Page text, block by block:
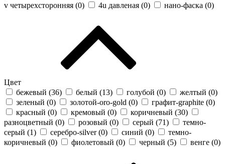
v четырехсторонняя (0) 4u давленая (0) нано-фаска (0)
Цвет
бежевый (36) белый (13) голубой (0) желтый (0)
зеленый (0) золотой-oro-gold (0) графит-graphite (0)
красный (0) кремовый (0) коричневый (30)
разноцветный (0) розовый (0) серый (71)
темно-
серый (1) серебро-silver (0) синий (0)
темно-
коричневый (0) фиолетовый (0) черный (5) венге (0)